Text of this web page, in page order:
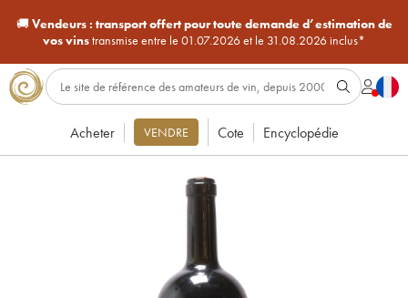
🚚Vendeurs : transport offert pour toute demande d’estimation de
vos vinstransmise entre le 01.07.2026 et le 31.08.2026 inclus*
Acheter VENDRE Cote Encyclopédie